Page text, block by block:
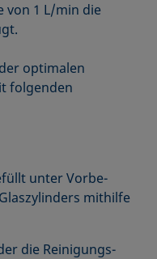
von 1 L/min die
optimalen
folgenden
unter Vorbe­
mithilfe
die Reinigungs­